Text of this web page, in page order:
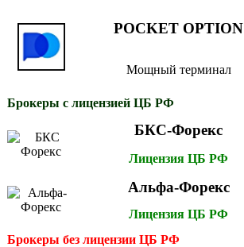
POCKET OPTION
Мощный терминал
Брокеры с лицензией ЦБ РФ
БКС-Форекс
Лицензия ЦБ РФ
Альфа-Форекс
Лицензия ЦБ РФ
Брокеры без лицензии ЦБ РФ